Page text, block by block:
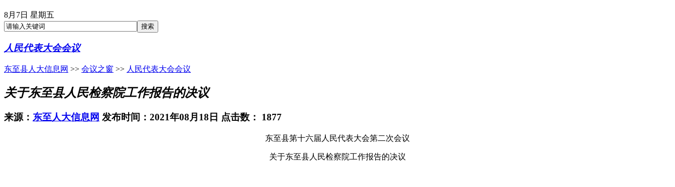
8月7日 星期五
人民代表大会会议
东至县人大信息网 >> 会议之窗 >> 人民代表大会会议
关于东至县人民检察院工作报告的决议
来源： 东至人大信息网 发布时间：2021年08月18日 点击数： 1877
东至县第十六届人民代表大会第二次会议
关于东至县人民检察院工作报告的决议